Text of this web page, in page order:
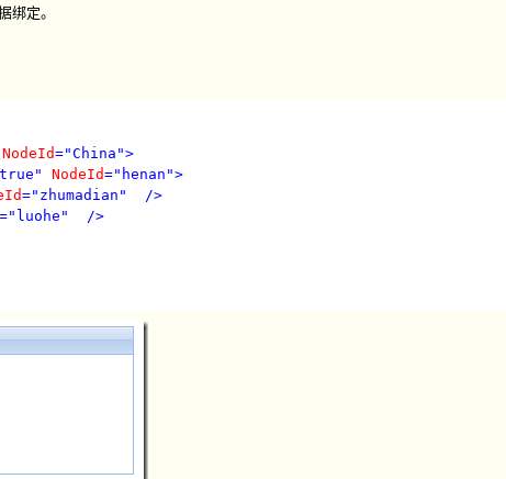
绑定。
NodeId="China">
NodeId="henan">
="zhumadian"
/>
="luohe"
/>